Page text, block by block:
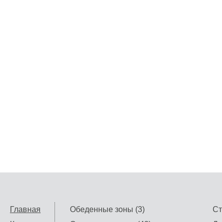
Главная
Обеденные зоны (3)